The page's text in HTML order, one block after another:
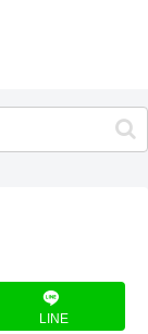
LINE